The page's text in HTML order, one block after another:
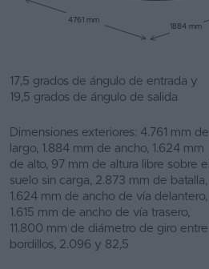
4761 mm
1884 mm
17,5 grados de ángulo de entrada y
19,5 grados de ángulo de salida
Dimensiones exteriores: 4.761 mm de
largo, 1.884 mm de ancho, 1.624 mm
de alto, 97 mm de altura libre sobre el
suelo sin carga, 2.873 mm de batalla,
1.624 mm de ancho de vía delantero,
1.615 mm de ancho de vía trasero,
11.800 mm de diámetro de giro entre
bordillos, 2.096 y 82,5